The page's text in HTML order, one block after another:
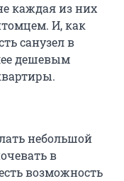
каждая из них
И, как
санузел в
дешевым
небольшой
в
возможность